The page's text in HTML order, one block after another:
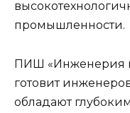
промышленности.
ПИШ «Инженерия
готовит
обладают